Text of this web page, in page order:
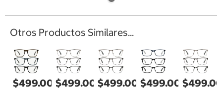
Otros Productos Similares...
$499.00 $499.00 $499.00 $499.00